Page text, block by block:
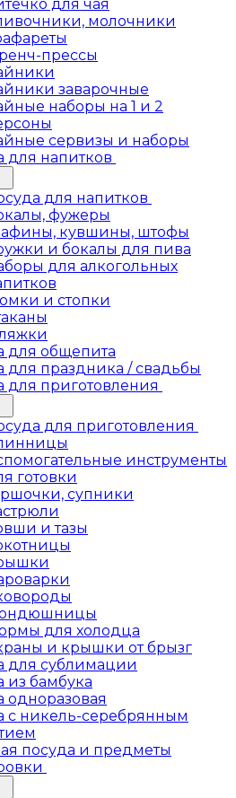
для чая
молочники
прессы
заварочные
наборы на 1 и 2
сервизы и наборы
для напитков
для напитков
фужеры
кувшины, штофы
и бокалы для пива
для алкогольных
и стопки
для общепита
для праздника / свадьбы
для приготовления
для приготовления
инструменты
готовки
супники
и тазы
для холодца
и крышки от брызг
для сублимации
из бамбука
одноразовая
с никель-серебрянным
посуда и предметы